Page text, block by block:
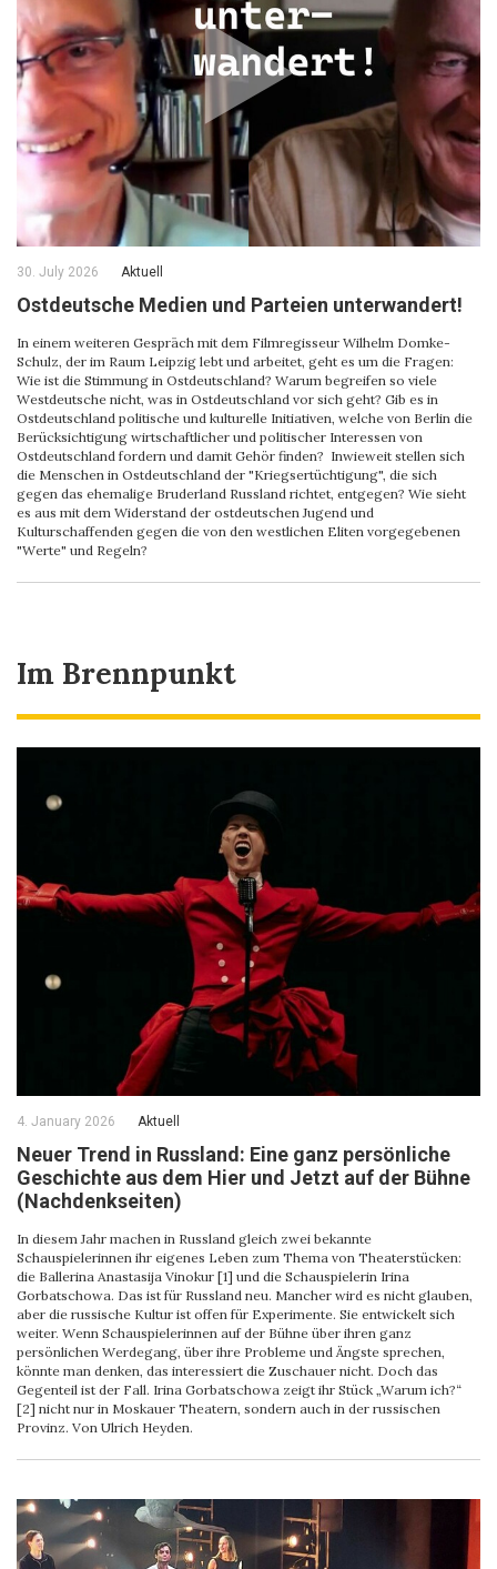
30. July 2026 Aktuell
Ostdeutsche Medien und Parteien unterwandert!
In einem weiteren Gespräch mit dem Filmregisseur Wilhelm Domke-
Schulz, der im Raum Leipzig lebt und arbeitet, geht es um die Fragen:
Wie ist die Stimmung in Ostdeutschland? Warum begreifen so viele
Westdeutsche nicht, was in Ostdeutschland vor sich geht? Gib es in
Ostdeutschland politische und kulturelle Initiativen, welche von Berlin die
Berücksichtigung wirtschaftlicher und politischer Interessen von
Ostdeutschland fordern und damit Gehör finden? Inwieweit stellen sich
die Menschen in Ostdeutschland der "Kriegsertüchtigung", die sich
gegen das ehemalige Bruderland Russland richtet, entgegen? Wie sieht
es aus mit dem Widerstand der ostdeutschen Jugend und
Kulturschaffenden gegen die von den westlichen Eliten vorgegebenen
"Werte" und Regeln?
Im Brennpunkt
4. January 2026 Aktuell
Neuer Trend in Russland: Eine ganz persönliche
Geschichte aus dem Hier und Jetzt auf der Bühne
(Nachdenkseiten)
In diesem Jahr machen in Russland gleich zwei bekannte
Schauspielerinnen ihr eigenes Leben zum Thema von Theaterstücken:
die Ballerina Anastasija Vinokur [1] und die Schauspielerin Irina
Gorbatschowa. Das ist für Russland neu. Mancher wird es nicht glauben,
aber die russische Kultur ist offen für Experimente. Sie entwickelt sich
weiter. Wenn Schauspielerinnen auf der Bühne über ihren ganz
persönlichen Werdegang, über ihre Probleme und Ängste sprechen,
könnte man denken, das interessiert die Zuschauer nicht. Doch das
Gegenteil ist der Fall. Irina Gorbatschowa zeigt ihr Stück „Warum ich?“
[2] nicht nur in Moskauer Theatern, sondern auch in der russischen
Provinz. Von Ulrich Heyden.